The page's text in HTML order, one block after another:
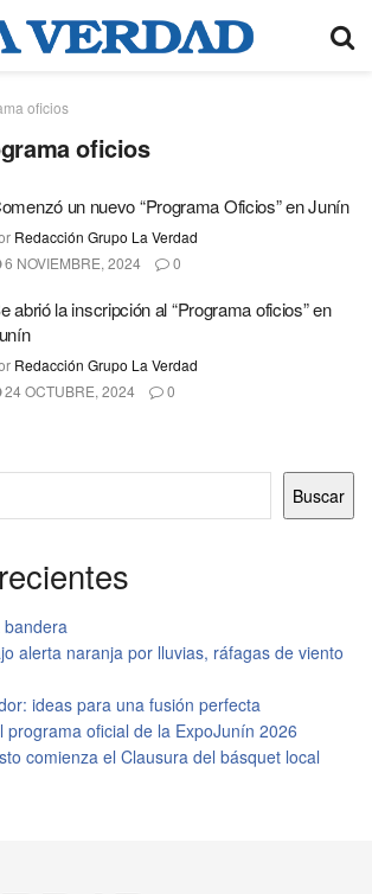
oficios
oficios
un nuevo “Programa Oficios” en Junín
Redacción Grupo La Verdad
6 NOVIEMBRE, 2024
0
abrió la inscripción al “Programa oficios” en
Redacción Grupo La Verdad
24 OCTUBRE, 2024
0
Buscar
bandera
alerta naranja por lluvias, ráfagas de viento
ideas para una fusión perfecta
programa oficial de la ExpoJunín 2026
comienza el Clausura del básquet local